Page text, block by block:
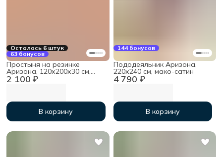
Осталось 6 штук
63 бонусов
2 100 ₽
Простыня на резинке
Аризона, 120х200х30 см,
мако-сатин
В корзину
144 бонусов
4 790 ₽
Пододеяльник Аризона,
220х240 см, мако-сатин
В корзину